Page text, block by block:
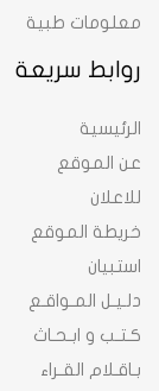
روابط سريعة
الرئيسية
عن الموقع
للاعلان
خريطة الموقع
استبيان
دلـيـل المـواقـع
كـتـب و ابـحـاث
بـاقـلام القـراء
معلومات طبية